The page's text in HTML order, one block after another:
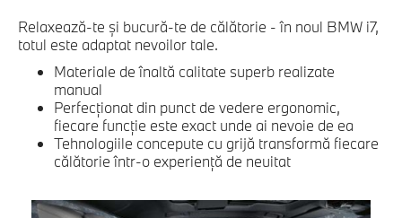
Relaxează-te şi bucură-te de călătorie - în noul BMW i7,
totul este adaptat nevoilor tale.
Materiale de înaltă calitate superb realizate
manual
Perfecţionat din punct de vedere ergonomic,
fiecare funcţie este exact unde ai nevoie de ea
Tehnologiile concepute cu grijă transformă fiecare
călătorie într-o experienţă de neuitat